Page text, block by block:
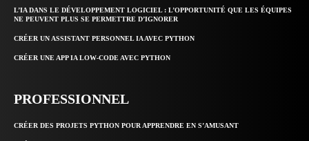
L’IA DANS LE DÉVELOPPEMENT LOGICIEL : L’OPPORTUNITÉ QUE LES ÉQUIPES
NE PEUVENT PLUS SE PERMETTRE D’IGNORER
CRÉER UN ASSISTANT PERSONNEL IA AVEC PYTHON
CRÉER UNE APP IA LOW-CODE AVEC PYTHON
PROFESSIONNEL
CRÉER DES PROJETS PYTHON POUR APPRENDRE EN S’AMUSANT